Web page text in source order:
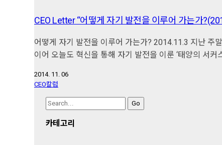
CEO Letter “어떻게 자기 발전을 이루어 가는가
어떻게 자기 발전을 이루어 가는가? 2014.11.3 지난 주
이어 오늘도 혁신을 통해 자기 발전을 이룬 ‘태양의 서
2014. 11. 06
CEO칼럼
Search
카테고리